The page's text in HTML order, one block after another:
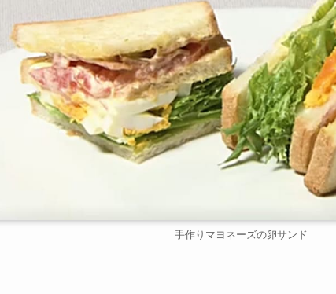
手作りマヨネーズの卵サンド